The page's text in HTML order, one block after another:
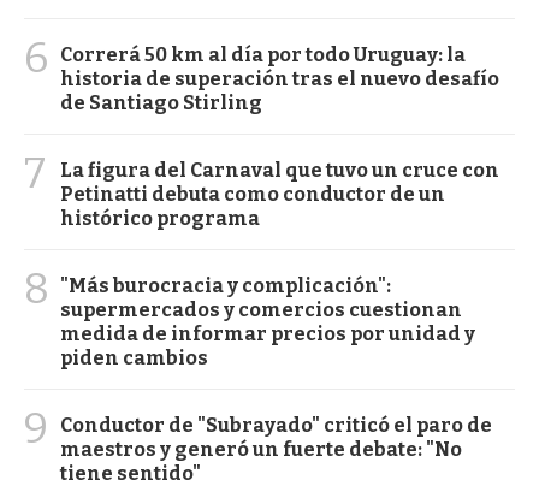
6
Correrá 50 km al día por todo Uruguay: la
historia de superación tras el nuevo desafío
de Santiago Stirling
7
La figura del Carnaval que tuvo un cruce con
Petinatti debuta como conductor de un
histórico programa
8
"Más burocracia y complicación":
supermercados y comercios cuestionan
medida de informar precios por unidad y
piden cambios
9
Conductor de "Subrayado" criticó el paro de
maestros y generó un fuerte debate: "No
tiene sentido"